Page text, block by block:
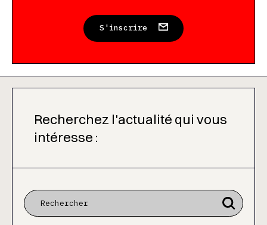
S'inscrire
Recherchez l'actualité qui vous
intéresse :